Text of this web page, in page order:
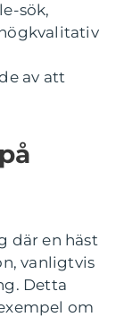
sök,
av att
där en häst
vanligtvis
Detta
om